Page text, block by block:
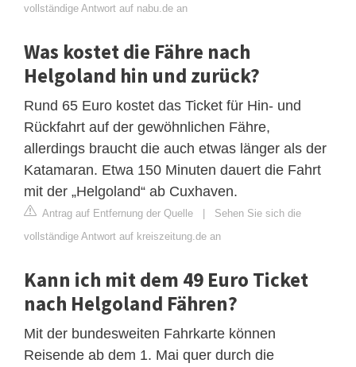
vollständige Antwort auf nabu.de an
Was kostet die Fähre nach
Helgoland hin und zurück?
Rund 65 Euro kostet das Ticket für Hin- und
Rückfahrt auf der gewöhnlichen Fähre,
allerdings braucht die auch etwas länger als der
Katamaran. Etwa 150 Minuten dauert die Fahrt
mit der „Helgoland“ ab Cuxhaven.
Antrag auf Entfernung der Quelle | Sehen Sie sich die
vollständige Antwort auf kreiszeitung.de an
Kann ich mit dem 49 Euro Ticket
nach Helgoland Fähren?
Mit der bundesweiten Fahrkarte können
Reisende ab dem 1. Mai quer durch die